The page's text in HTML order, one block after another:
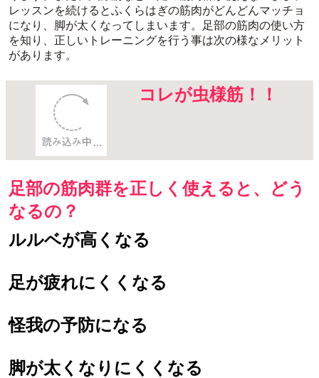
レッスンを続けるとふくらはぎの筋肉がどんどんマッチョ
になり、脚が太くなってしまいます。足部の筋肉の使い方
を知り、正しいトレーニングを行う事は次の様なメリット
があります。
コレが虫様筋！！
足部の筋肉群を正しく使えると、どう
なるの？
ルルベが高くなる
足が疲れにくくなる
怪我の予防になる
脚が太くなりにくくなる